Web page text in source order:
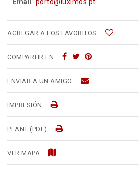
Email : porto@luximos.pt
AGREGAR A LOS FAVORITOS:
COMPARTIR EN:
ENVIAR A UN AMIGO:
IMPRESIÓN:
PLANT (PDF):
VER MAPA: